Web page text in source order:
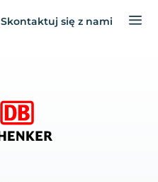
Skontaktuj się z nami